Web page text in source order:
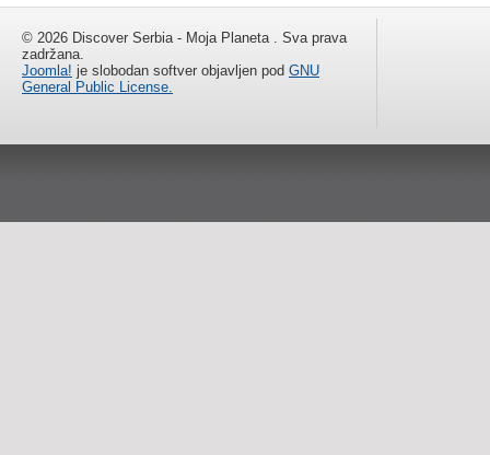
© 2026 Discover Serbia - Moja Planeta . Sva prava
zadržana.
Joomla! je slobodan softver objavljen pod GNU
General Public License.